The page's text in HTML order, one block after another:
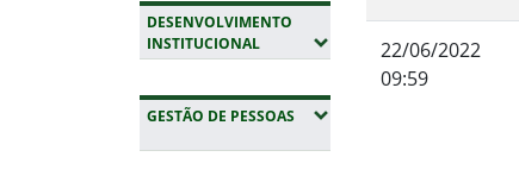
DESENVOLVIMENTO
INSTITUCIONAL(EXPANDIR SUBMENUS)
GESTÃO DE PESSOAS (EXPANDIR SUBMENUS)
22/06/2022
09:59